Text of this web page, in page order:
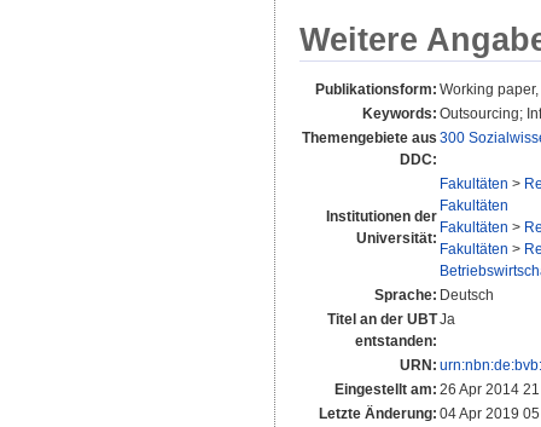
Weitere
Publikationsform: Working
Keywords: Outsourcing;
Themengebiete aus
DDC:
300
Institutionen der
Universität:
Fakultäten >
Fakultäten
Fakultäten >
Fakultäten >
Sprache: Deutsch
Titel an der UBT
entstanden:
Ja
URN:
Eingestellt am: 26 Apr 2014
Letzte Änderung: 04 Apr 2019